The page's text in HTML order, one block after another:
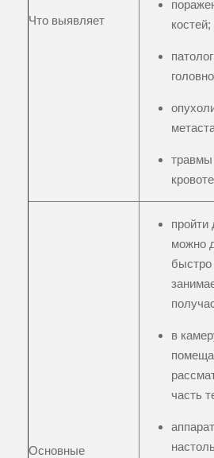
Что выявляет
костей;
травмы
Основные
пройти
можно
в
часть